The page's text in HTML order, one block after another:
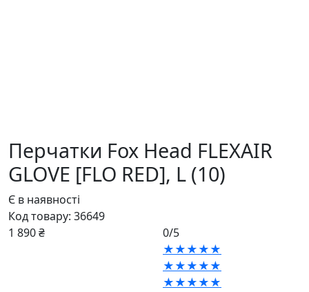
Перчатки Fox Head FLEXAIR
GLOVE [FLO RED], L (10)
Є в наявності
Код товару: 36649
1 890 ₴
0/5
★★★★★
★★★★★
★★★★★